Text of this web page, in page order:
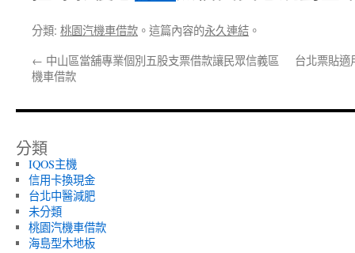
分類: 桃園汽機車借款 。這篇內容的永久連結 。
← 中山區當舖專業個別五股支票借款讓民眾信義區
機車借款
台北票貼適
分類
IQOS主機
信用卡換現金
台北中醫減肥
未分類
桃園汽機車借款
海島型木地板